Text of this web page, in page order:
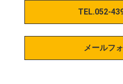
TEL.052-
メールフ